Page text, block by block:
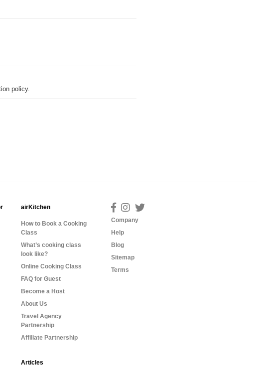
policy.
airKitchen
How to Book a Cooking
Class
What’s cooking class
look like?
Online Cooking Class
FAQ for Guest
Become a Host
About Us
Travel Agency
Partnership
Affiliate Partnership
Articles
Company
Help
Blog
Sitemap
Terms